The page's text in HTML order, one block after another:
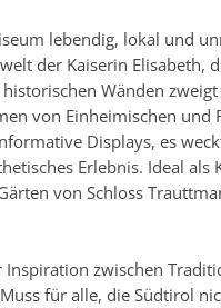
lebendig, lokal und
der Kaiserin
Wänden
von Einheimischen und
Displays, es
Erlebnis. Ideal
von Schloss
Inspiration zwischen
für alle, die Südtirol